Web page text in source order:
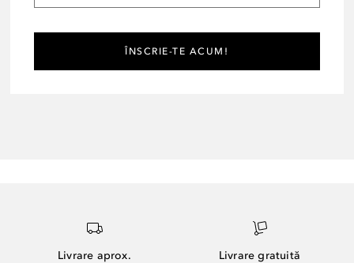
ÎNSCRIE-TE ACUM!
Livrare aprox.
Livrare gratuită